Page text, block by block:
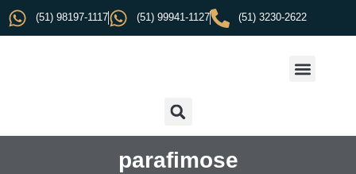
(51) 98197-1117 (51) 99941-1127 (51) 3230-2622
parafimose